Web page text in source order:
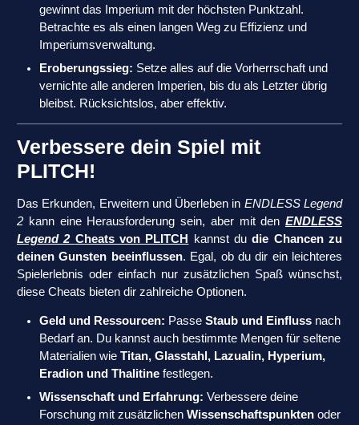
gewinnt das Imperium mit der höchsten Punktzahl.
Betrachte es als einen langen Weg zu Effizienz und
Imperiumsverwaltung.
Eroberungssieg: Setze alles auf die Vorherrschaft und
vernichte alle anderen Imperien, bis du als Letzter übrig
bleibst. Rücksichtslos, aber effektiv.
Verbessere dein Spiel mit
PLITCH!
Das Erkunden, Erweitern und Überleben in ENDLESS Legend
2 kann eine Herausforderung sein, aber mit den ENDLESS
Legend 2 Cheats von PLITCH kannst dudie Chancen zu
deinen Gunsten beeinflussen. Egal, ob du dir ein leichteres
Spielerlebnis oder einfach nur zusätzlichen Spaß wünschst,
diese Cheats bieten dir zahlreiche Optionen.
Geld und Ressourcen: Passe Staub und Einfluss nach
Bedarf an. Du kannst auch bestimmte Mengen für seltene
Materialien wie Titan, Glasstahl, Lazualin, Hyperium,
Eradion und Thalitine festlegen.
Wissenschaft und Erfahrung: Verbessere deine
Forschung mit zusätzlichen Wissenschaftspunkten oder